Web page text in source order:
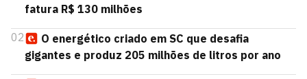
fatura R$ 130 milhões
02
O energético criado em SC que desafia
gigantes e produz 205 milhões de litros por ano